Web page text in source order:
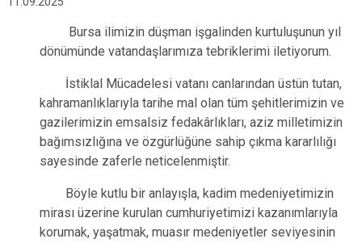
Bursa ilimizin düşman işgalinden kurtuluşunun yıl
dönümünde vatandaşlarımıza tebriklerimi iletiyorum.
İstiklal Mücadelesi vatanı canlarından üstün tutan,
kahramanlıklarıyla tarihe mal olan tüm şehitlerimizin ve
gazilerimizin emsalsiz fedakârlıkları, aziz milletimizin
bağımsızlığına ve özgürlüğüne sahip çıkma kararlılığı
sayesinde zaferle neticelenmiştir.
Böyle kutlu bir anlayışla, kadim medeniyetimizin
mirası üzerine kurulan cumhuriyetimizi kazanımlarıyla
korumak, yaşatmak, muasır medeniyetler seviyesinin